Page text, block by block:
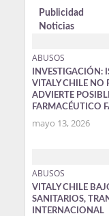
Publicidad
Noticias
ABUSOS
INVESTIGACIÓN:
VITALY CHILE NO
ADVIERTE
FARMACÉUTICO
mayo 13, 2026
ABUSOS
VITALY CHILE
SANITARIOS,
INTERNACIONAL